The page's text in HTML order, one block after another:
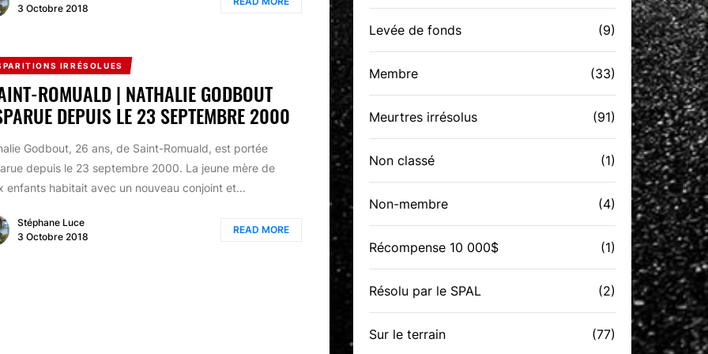
3 Octobre 2018
IRRÉSOLUES
ROMUALD | NATHALIE GODBOUT
DEPUIS LE 23 SEPTEMBRE 2000
Godbout, 26 ans, de Saint-Romuald, est portée
depuis le 23 septembre 2000. La jeune mère de
enfants habitait avec un nouveau conjoint et...
Stéphane Luce
3 Octobre 2018
READ MORE
Levée de fonds (9)
Membre (33)
Meurtres irrésolus (91)
Non classé (1)
Non-membre (4)
Récompense 10 000$ (1)
Résolu par le SPAL (2)
Sur le terrain (77)